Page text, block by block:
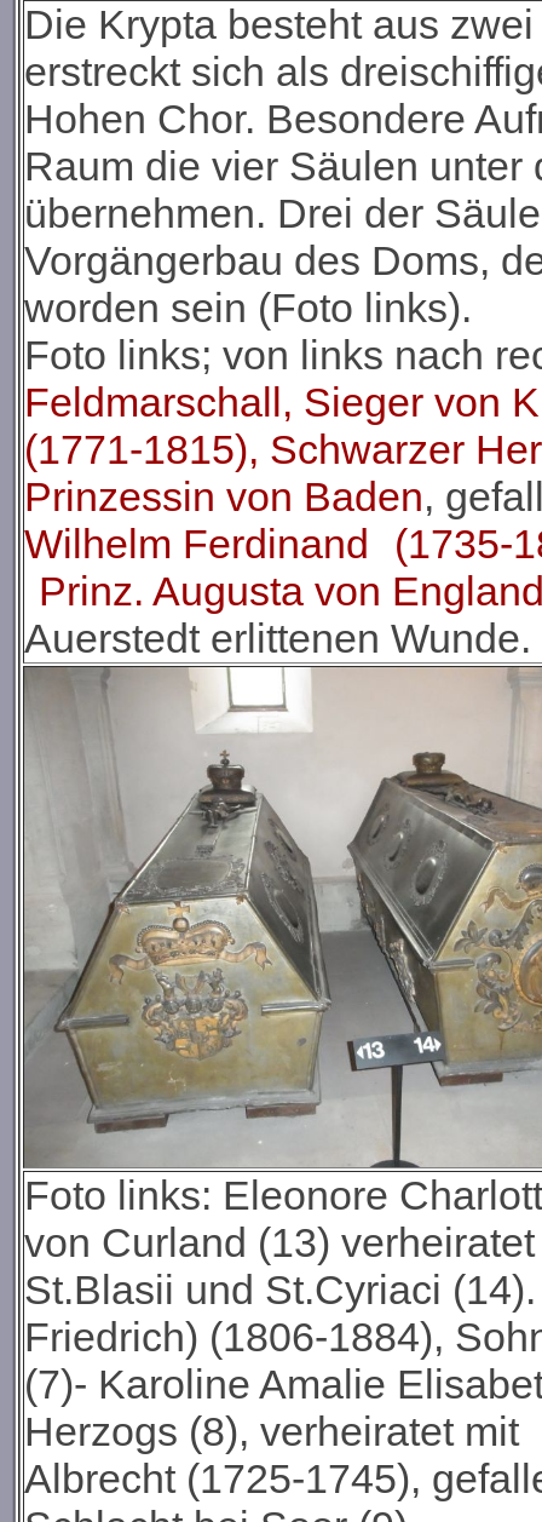
Die Krypta besteht aus
erstreckt sich als
Hohen Chor. Besondere
Raum die vier Säulen
übernehmen. Drei der
Vorgängerbau des Doms,
worden sein (Foto links).
Foto links; von links nach
Feldmarschall, Sieger von
(1771-1815), Schwarzer
Prinzessin von Baden,
Wilhelm Ferdinand
(1735-
Prinz. Augusta von
Auerstedt erlittenen Wunde.
Foto links: Eleonore
von Curland (13)
St.Blasii und St.Cyriaci
Friedrich) (1806-1884),
(7)- Karoline Amalie
Herzogs (8), verheiratet mit
Albrecht (1725-1745),